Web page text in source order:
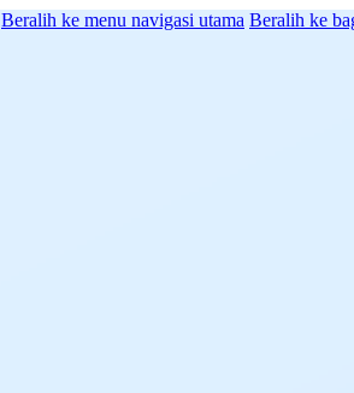
Beralih ke menu navigasi utama Beralih ke